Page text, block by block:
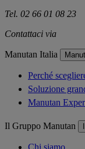
Tel. 02 66 01 08 23
Contattaci via
Manutan Italia
Perché
Soluzione
Manutan
Il Gruppo Manutan